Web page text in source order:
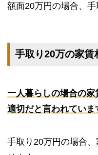
額面20万円の場合、手
手取り20万の家賃
一人暮らしの場合の
適切だと言われていま
手取り20万円の場合